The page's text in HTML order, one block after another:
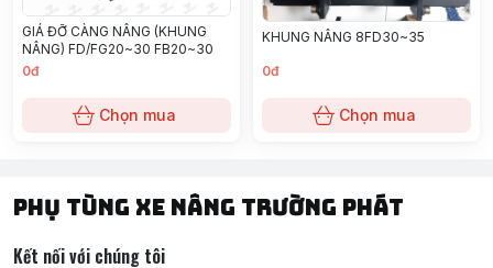
GIÁ ĐỠ CÀNG NÂNG (KHUNG
NÂNG) FD/FG20~30 FB20~30
0đ
Chọn mua
KHUNG NÂNG 8FD30~35
0đ
Chọn mua
PHỤ TÙNG XE NÂNG TRƯỜNG PHÁT
Kết nối với chúng tôi